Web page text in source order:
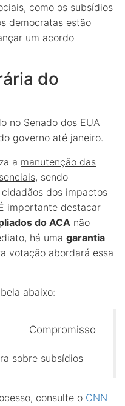
como os subsídios
democratas estão
um acordo
do
no Senado dos EUA
governo até janeiro.
a manutenção das
, sendo
dos impactos
importante destacar
do ACA não
há uma garantia
votação abordará essa
abaixo:
Compromisso
sobre subsídios
consulte o CNN